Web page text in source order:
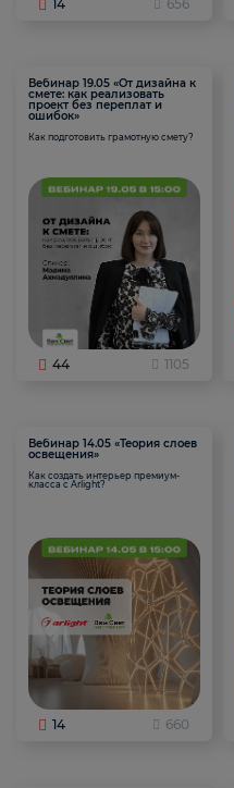
14 656
Вебинар 19.05 «От дизайна к
смете: как реализовать
проект без переплат и
ошибок»
Как подготовить грамотную смету?
44 1105
Вебинар 14.05 «Теория слоев
освещения»
Как создать интерьер премиум-
класса с Arlight?
14 660